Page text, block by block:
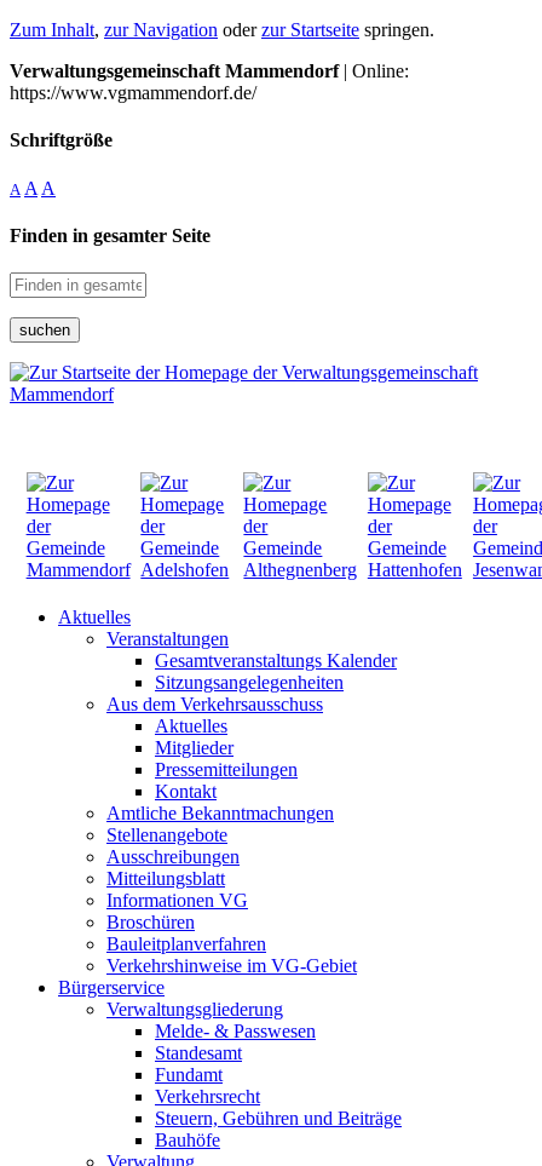
Zum Inhalt, zur Navigation oderzur Startseite springen.
Verwaltungsgemeinschaft Mammendorf| Online:
https://www.vgmammendorf.de/
Schriftgröße
A A A
Finden in gesamter Seite
suchen
Aktuelles
Veranstaltungen
Gesamtveranstaltungs Kalender
Sitzungsangelegenheiten
Aus dem Verkehrsausschuss
Aktuelles
Mitglieder
Pressemitteilungen
Kontakt
Amtliche Bekanntmachungen
Stellenangebote
Ausschreibungen
Mitteilungsblatt
Informationen VG
Broschüren
Bauleitplanverfahren
Verkehrshinweise im VG-Gebiet
Bürgerservice
Verwaltungsgliederung
Melde- & Passwesen
Standesamt
Fundamt
Verkehrsrecht
Steuern, Gebühren und Beiträge
Bauhöfe
Verwaltung